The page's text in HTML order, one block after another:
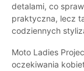
detalami, co
praktyczna, lecz
codziennych
Moto Ladies
oczekiwania